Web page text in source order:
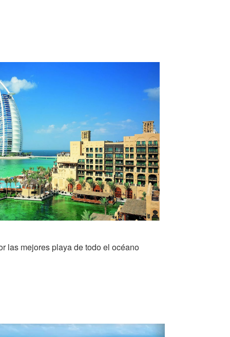
las mejores playa de todo el océano